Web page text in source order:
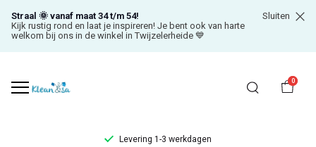
Straal 🌞 vanaf maat 34 t/m 54!
Kijk rustig rond en laat je inspireren! Je bent ook van harte
welkom bij ons in de winkel in Twijzelerheide 💙
Sluiten
0
Levering 1-3 werkdagen